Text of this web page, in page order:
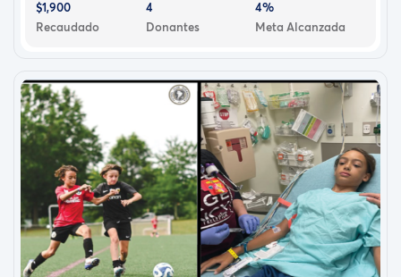
$1,900
Recaudado
4
Donantes
4%
Meta Alcanzada